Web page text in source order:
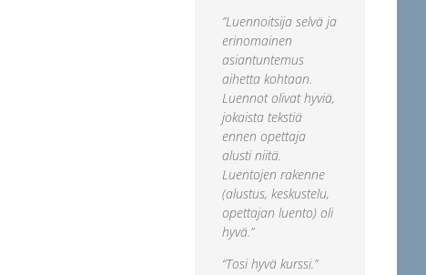
”Luennoitsija selvä ja
erinomainen
asiantuntemus
aihetta kohtaan.
Luennot olivat hyviä,
jokaista tekstiä
ennen opettaja
alusti niitä.
Luentojen rakenne
(alustus, keskustelu,
opettajan luento) oli
hyvä.”
“Tosi hyvä kurssi.”